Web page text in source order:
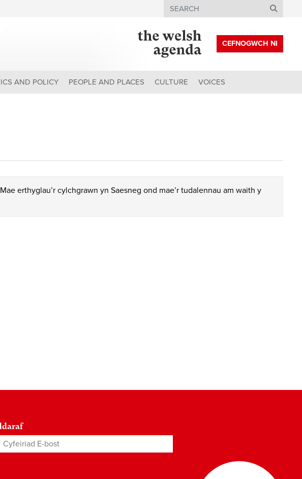
Search
CEFNOGWCH NI
AND POLICY PEOPLE AND PLACES CULTURE VOICES
erthyglau’r cylchgrawn yn Saesneg ond mae’r tudalennau am waith y
Cyfeiriad E-bost*